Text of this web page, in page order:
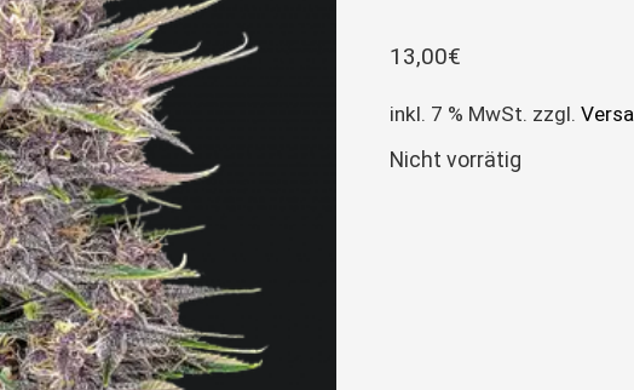
13,00€
inkl. 7 % MwSt. zzgl.
Nicht vorrätig